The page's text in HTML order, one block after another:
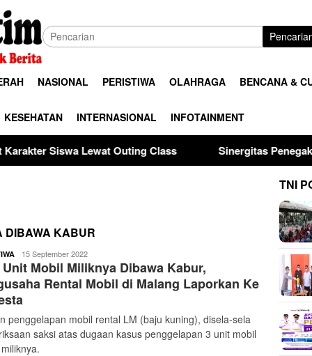
NASIONAL PERISTIWA OLAHRAGA BENCANA &
KESEHATAN INTERNASIONAL INFOTAINMENT
Outing Class Sinergitas Penegak Hukum, Kapolres
DIBAWA KABUR
ardy
15 September 2022
Mobil Miliknya Dibawa Kabur,
Rental Mobil di Malang Laporkan Ke
penggelapan mobil rental LM (baju kuning), disela-sela
saksi atas dugaan kasus penggelapan 3 unit mobil
TNI